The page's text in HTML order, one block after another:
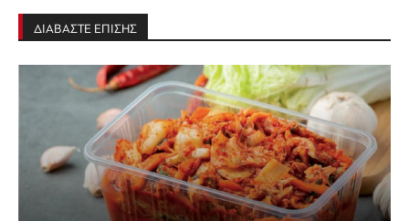
ΔΙΑΒΑΣΤΕ ΕΠΙΣΗΣ